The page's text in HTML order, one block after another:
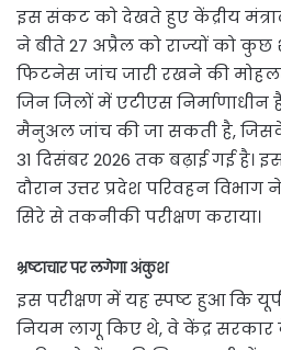
इस संकट को देखते हुए केंद्रीय
ने बीते 27 अप्रैल को राज्यों को
फिटनेस जांच जारी रखने की मोहलत
जिन जिलों में एटीएस निर्माणाधीन
मैनुअल जांच की जा सकती है,
31 दिसंबर 2026 तक बढ़ाई गई है।
दौरान उत्तर प्रदेश परिवहन
सिरे से तकनीकी परीक्षण कराया।
भ्रष्टाचार पर लगेगा अंकुश
इस परीक्षण में यह स्पष्ट हुआ कि
नियम लागू किए थे, वे केंद्र